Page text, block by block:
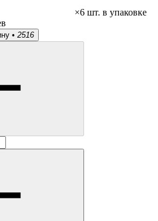
×6 шт. в упаковке
• 2516